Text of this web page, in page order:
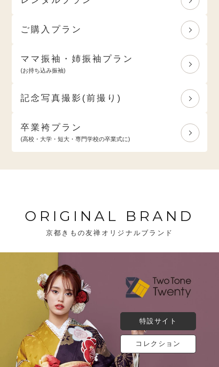
ご購入プラン
ママ振袖・姉振袖プラン
(お持ち込み振袖)
記念写真撮影(前撮り)
卒業袴プラン
(高校・大学・短大・専門学校の卒業式に)
ORIGINAL BRAND
京都きもの友禅オリジナルブランド
特設サイト
コレクション